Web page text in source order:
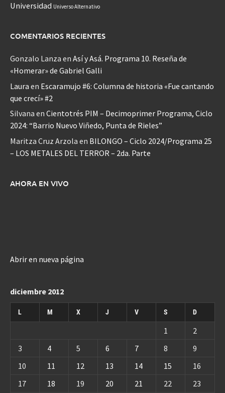
Universidad Universo Alternativo
COMENTARIOS RECIENTES
Gonzalo Lanza en Así y Asá. Programa 10. Reseña de
«Homerar» de Gabriel Galli
Laura en Escaramujo #6: Columna de historia «Fue cantando
que crecí» #2
Silvana en Cientotrés PIM – Decimoprimer Programa, Ciclo
2024: “Barrio Nuevo Viñedo, Punta de Rieles”
Maritza Cruz Arzola en BILONGO – Ciclo 2024/Programa 25
– LOS METALES DEL TERROR – 2da. Parte
AHORA EN VIVO
Abrir en nueva página
diciembre 2012
L M X J V S D
1
2
3
4 5 6 7 8
9
10
11 12 13 14 15
16
17
18 19 20 21 22 23